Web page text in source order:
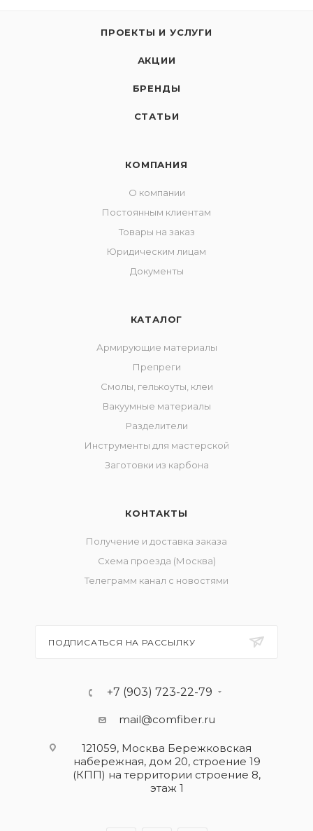
ПРОЕКТЫ И УСЛУГИ
АКЦИИ
БРЕНДЫ
СТАТЬИ
КОМПАНИЯ
О компании
Постоянным клиентам
Товары на заказ
Юридическим лицам
Документы
КАТАЛОГ
Армирующие материалы
Препреги
Смолы, гелькоуты, клеи
Вакуумные материалы
Разделители
Инструменты для мастерской
Заготовки из карбона
КОНТАКТЫ
Получение и доставка заказа
Схема проезда (Москва)
Телеграмм канал с новостями
ПОДПИСАТЬСЯ НА РАССЫЛКУ
+7 (903) 723-22-79
mail@comfiber.ru
121059, Москва Бережковская
набережная, дом 20, строение 19
(КПП) на территории строение 8,
этаж 1